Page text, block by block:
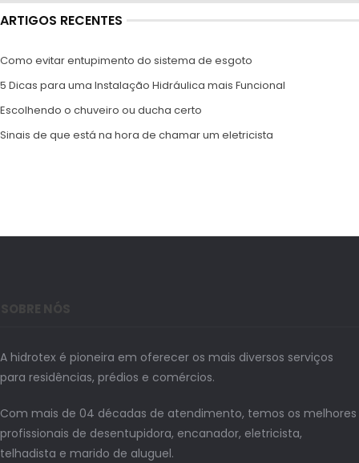
ARTIGOS RECENTES
Como evitar entupimento do sistema de esgoto
5 Dicas para uma Instalação Hidráulica mais Funcional
Escolhendo o chuveiro ou ducha certo
Sinais de que está na hora de chamar um eletricista
A hidrotex é pioneira em oferecer os mais diversos serviços
para residências, prédios e comércios.
Com mais de 04 décadas de atendimento, temos os melhores
profissionais de desentupidora, encanador, eletricista,
telhadista e marido de aluguel.